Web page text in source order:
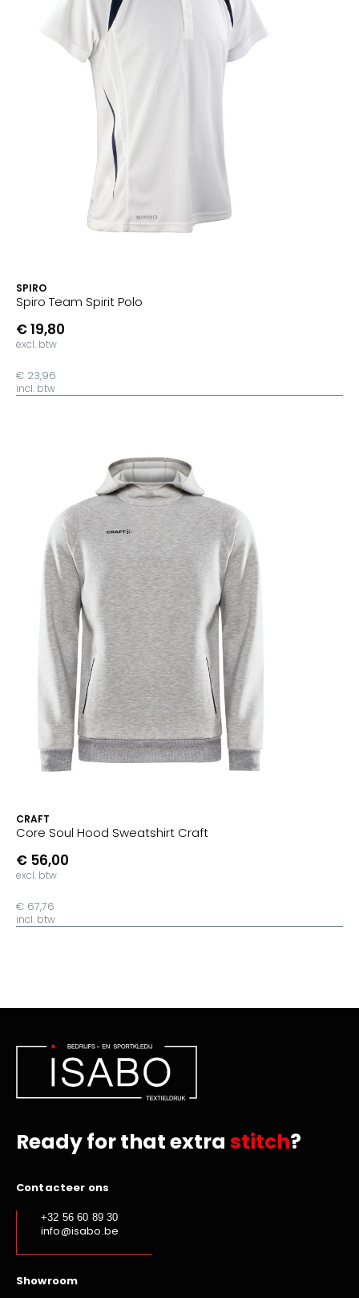
SPIRO
Spiro Team Spirit Polo
€ 19,80
excl. btw
€ 23,96
incl. btw
CRAFT
Core Soul Hood Sweatshirt Craft
€ 56,00
excl. btw
€ 67,76
incl. btw
Ready for that extra stitch?
Contacteer ons
+32 56 60 89 30
info@isabo.be
Showroom